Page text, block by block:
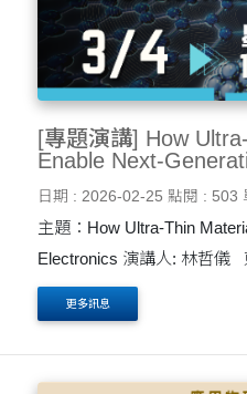
[專題演講] How
Enable Next-
日期 : 2026-02-25 點閱 : 503
主題：How Ultra-Thin
Electronics 演講人: 林哲儀
教授 地點：大智慧科技大樓
更多訊息